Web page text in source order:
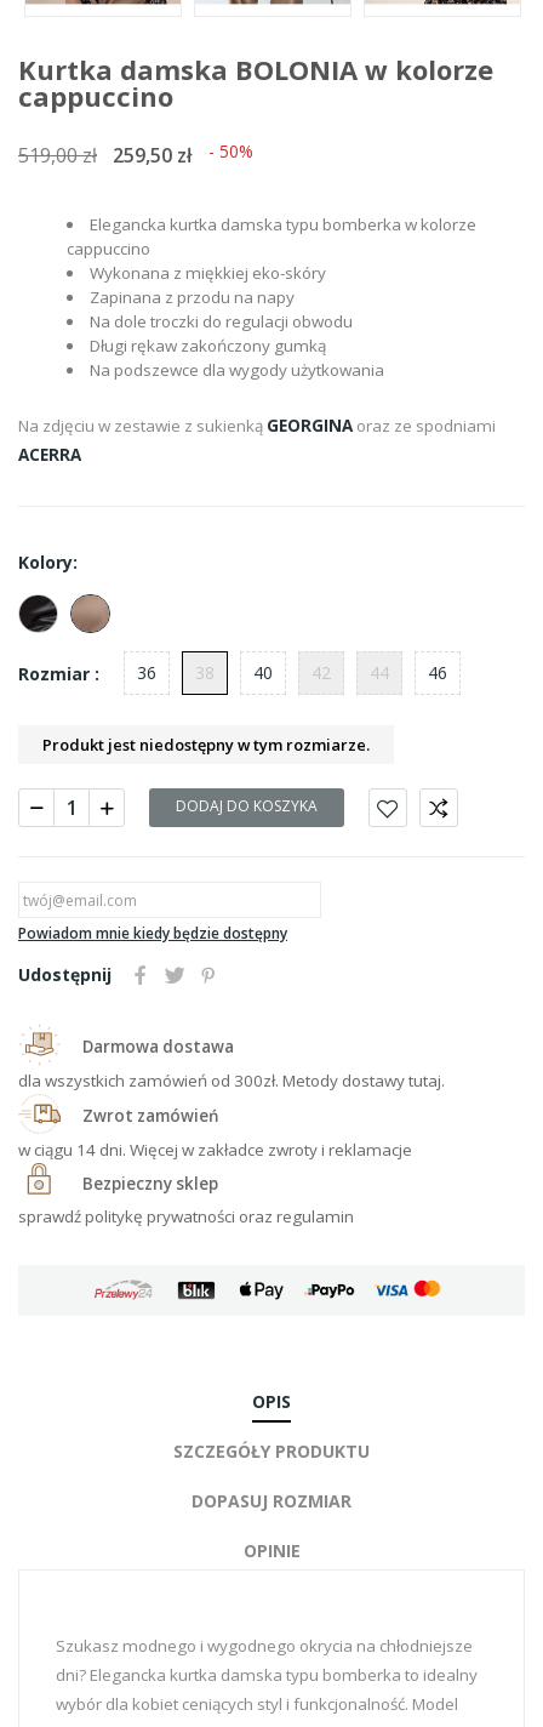
Kurtka damska BOLONIA w kolorze
cappuccino
519,00 zł 259,50 zł - 50%
Elegancka kurtka damska typu bomberka w kolorze
cappuccino
Wykonana z miękkiej eko-skóry
Zapinana z przodu na napy
Na dole troczki do regulacji obwodu
Długi rękaw zakończony gumką
Na podszewce dla wygody użytkowania
Na zdjęciu w zestawie z sukienką GEORGINA oraz ze spodniami
ACERRA
Kolory:
Rozmiar : 36 38 40 42 44 46
Produkt jest niedostępny w tym rozmiarze.
DODAJ DO KOSZYKA
Powiadom mnie kiedy będzie dostępny
Udostępnij
Darmowa dostawa
dla wszystkich zamówień od 300zł. Metody dostawy tutaj.
Zwrot zamówień
w ciągu 14 dni. Więcej w zakładce zwroty i reklamacje
Bezpieczny sklep
sprawdź politykę prywatności oraz regulamin
OPIS
SZCZEGÓŁY PRODUKTU
DOPASUJ ROZMIAR
OPINIE
Szukasz modnego i wygodnego okrycia na chłodniejsze
dni? Elegancka kurtka damska typu bomberka to idealny
wybór dla kobiet ceniących styl i funkcjonalność. Model